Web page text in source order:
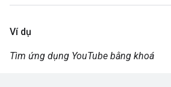
Ví dụ
Tìm ứng dụng YouTube bằng khoá